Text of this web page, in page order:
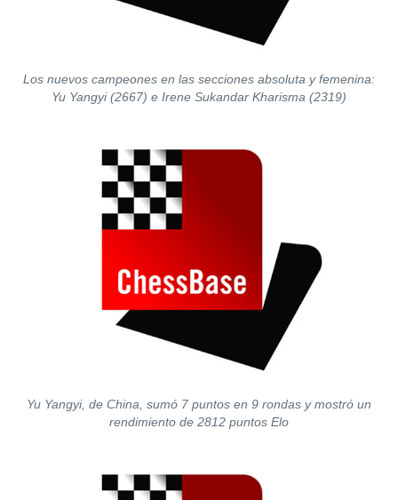
Los nuevos campeones en las secciones absoluta y femenina:
Yu Yangyi (2667) e Irene Sukandar Kharisma (2319)
Yu Yangyi, de China, sumó 7 puntos en 9 rondas y mostró un
rendimiento de 2812 puntos Elo